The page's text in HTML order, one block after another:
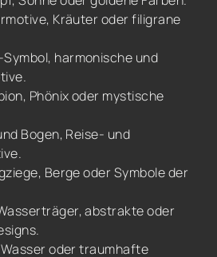
Kräuter oder filigrane
harmonische und
Phönix oder mystische
Bogen, Reise- und
Berge oder Symbole der
abstrakte oder
oder traumhafte